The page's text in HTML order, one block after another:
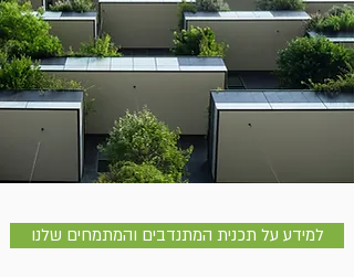
למידע על תכנית המתנדבים והמתמחים שלנו